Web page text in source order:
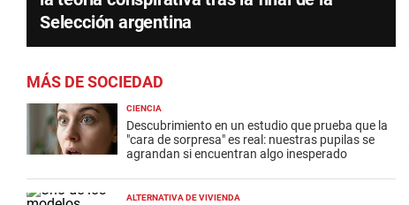
Selección argentina
MÁS DE SOCIEDAD
CIENCIA
Descubrimiento en un estudio que prueba que la
"cara de sorpresa" es real: nuestras pupilas se
agrandan si encuentran algo inesperado
ALTERNATIVA DE VIVIENDA